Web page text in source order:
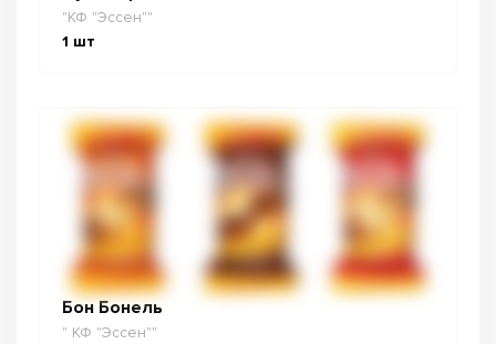
"КФ "Эссен""
1 шт
Бон Бонель
" КФ "Эссен""